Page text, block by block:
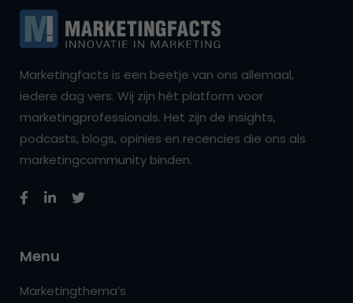
Marketingfacts is een beetje van ons allemaal,
iedere dag vers. Wij zijn hét platform voor
marketingprofessionals. Het zijn de insights,
podcasts, blogs, opinies en recencies die ons als
marketingcommunity binden.
Menu
Marketingthema’s